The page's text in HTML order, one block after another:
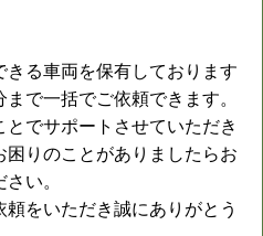
きる車両を保有しております
で一括でご依頼できます。
でサポートさせていただき
困りのことがありましたらお
い。
頼をいただき誠にありがとう